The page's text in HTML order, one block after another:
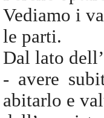
Vediamo i
le parti.
Dal lato
- avere
abitarlo e